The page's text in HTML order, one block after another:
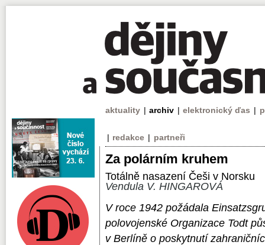
aktuality | archiv | elektronický ďas |
| redakce | partneři
Za polárním kruhem
Totálně nasazení Češi v Norsku
Vendula V. HINGAROVÁ
V roce 1942 požádala
polovojenské Organizace Todt
v Berlíně o poskytnutí